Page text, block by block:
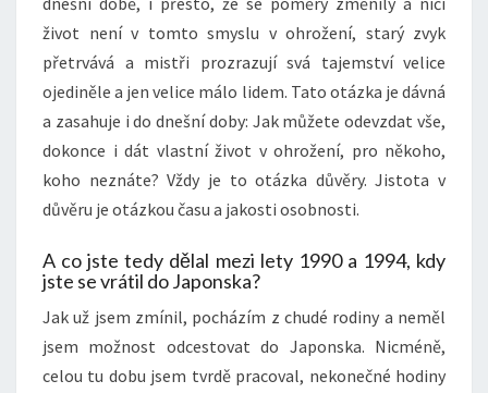
život není v tomto smyslu v ohrožení, starý zvyk
přetrvává a mistři prozrazují svá tajemství velice
ojediněle a jen velice málo lidem. Tato otázka je dávná
a zasahuje i do dnešní doby: Jak můžete odevzdat vše,
dokonce i dát vlastní život v ohrožení, pro někoho,
koho neznáte? Vždy je to otázka důvěry. Jistota v
důvěru je otázkou času a jakosti osobnosti.
A co jste tedy dělal mezi lety 1990 a 1994, kdy
jste se vrátil do Japonska?
Jak už jsem zmínil, pocházím z chudé rodiny a neměl
jsem možnost odcestovat do Japonska. Nicméně,
celou tu dobu jsem tvrdě pracoval, nekonečné hodiny